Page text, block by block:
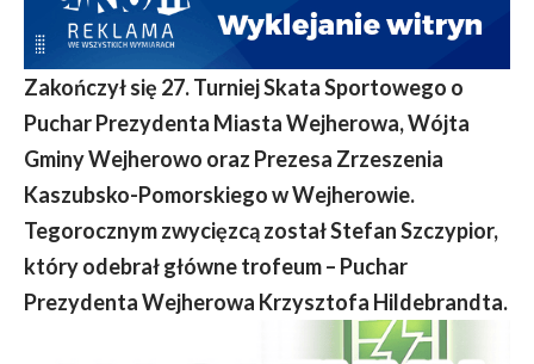
Zakończył się 27. Turniej Skata Sportowego o
Puchar Prezydenta Miasta Wejherowa, Wójta
Gminy Wejherowo oraz Prezesa Zrzeszenia
Kaszubsko-Pomorskiego w Wejherowie.
Tegorocznym zwycięzcą został Stefan Szczypior,
który odebrał główne trofeum – Puchar
Prezydenta Wejherowa Krzysztofa Hildebrandta.